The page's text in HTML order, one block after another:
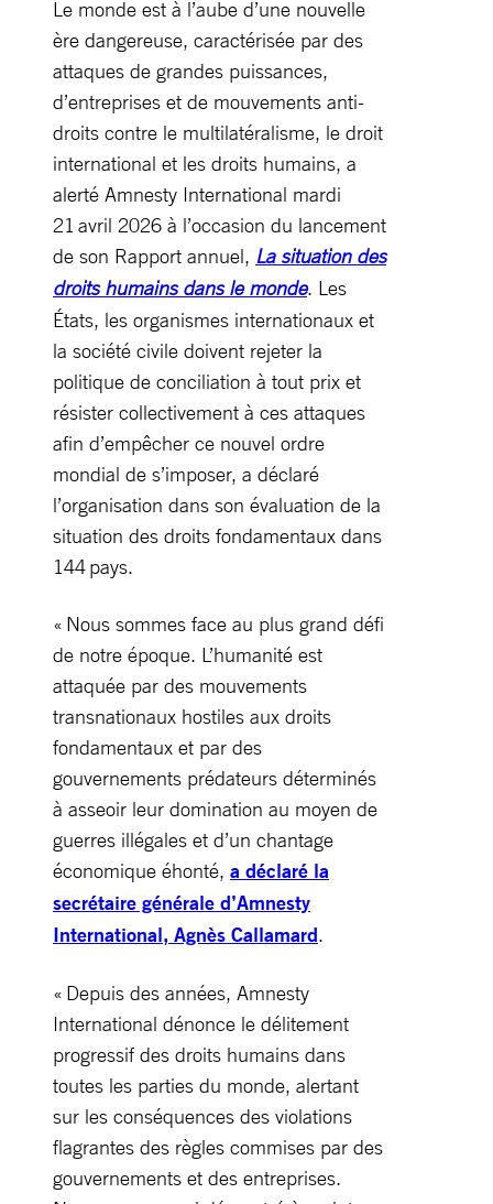
Le monde est à l’aube d’une nouvelle
ère dangereuse, caractérisée par des
attaques de grandes puissances,
d’entreprises et de mouvements anti-
droits contre le multilatéralisme, le droit
international et les droits humains, a
alerté Amnesty International mardi
21 avril 2026 à l’occasion du lancement
de son Rapport annuel, La situation des
droits humains dans le monde. Les
États, les organismes internationaux et
la société civile doivent rejeter la
politique de conciliation à tout prix et
résister collectivement à ces attaques
afin d’empêcher ce nouvel ordre
mondial de s’imposer, a déclaré
l’organisation dans son évaluation de la
situation des droits fondamentaux dans
144 pays.
« Nous sommes face au plus grand défi
de notre époque. L’humanité est
attaquée par des mouvements
transnationaux hostiles aux droits
fondamentaux et par des
gouvernements prédateurs déterminés
à asseoir leur domination au moyen de
guerres illégales et d’un chantage
économique éhonté, a déclaré la
secrétaire générale d’Amnesty
International, Agnès Callamard.
« Depuis des années, Amnesty
International dénonce le délitement
progressif des droits humains dans
toutes les parties du monde, alertant
sur les conséquences des violations
flagrantes des règles commises par des
gouvernements et des entreprises.